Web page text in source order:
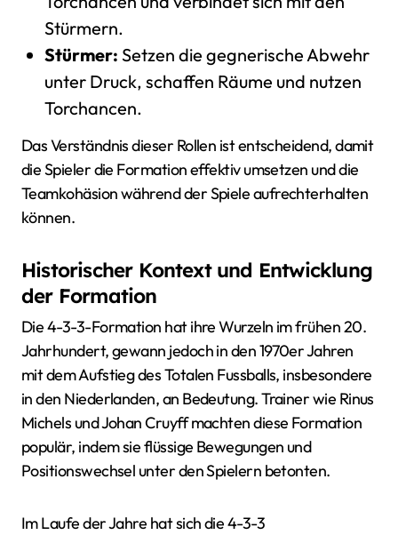
Stürmern.
Stürmer: Setzen die gegnerische Abwehr
unter Druck, schaffen Räume und nutzen
Torchancen.
Das Verständnis dieser Rollen ist entscheidend, damit
die Spieler die Formation effektiv umsetzen und die
Teamkohäsion während der Spiele aufrechterhalten
können.
Historischer Kontext und Entwicklung
der Formation
Die 4-3-3-Formation hat ihre Wurzeln im frühen 20.
Jahrhundert, gewann jedoch in den 1970er Jahren
mit dem Aufstieg des Totalen Fussballs, insbesondere
in den Niederlanden, an Bedeutung. Trainer wie Rinus
Michels und Johan Cruyff machten diese Formation
populär, indem sie flüssige Bewegungen und
Positionswechsel unter den Spielern betonten.
Im Laufe der Jahre hat sich die 4-3-3